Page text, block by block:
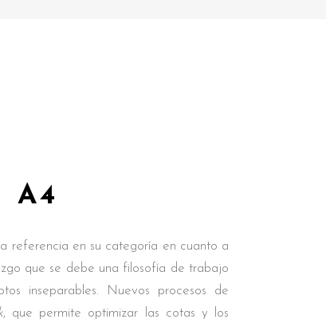
A4
referencia en su categoría en cuanto a
que se debe una filosofía de trabajo
inseparables. Nuevos procesos de
, que permite optimizar las cotas y los